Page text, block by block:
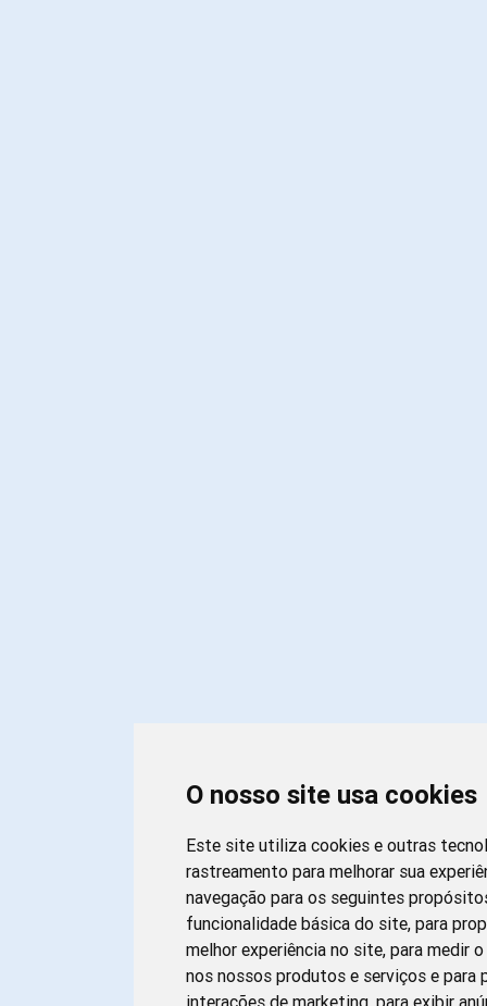
O nosso site usa cookies
Este site utiliza cookies e outras
rastreamento para melhorar sua
navegação para os seguintes
funcionalidade básica do site, para
melhor experiência no site, para medir
nos nossos produtos e serviços e para
interações de marketing para exibir